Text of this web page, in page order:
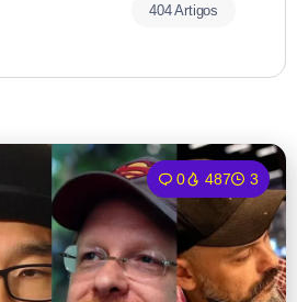
404 Artigos
0 487 3